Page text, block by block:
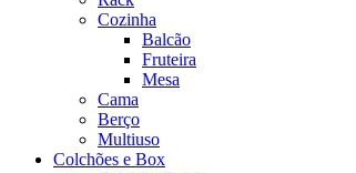
Cozinha
Balcão
Fruteira
Mesa
Cama
Berço
Multiuso
Colchões e Box